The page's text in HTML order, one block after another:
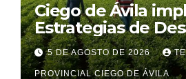
Ciego de Ávila
Estrategias de
Municipal en sus
territorios
5 DE AGOSTO DE 2026
PROVINCIAL CIEGO DE ÁVILA